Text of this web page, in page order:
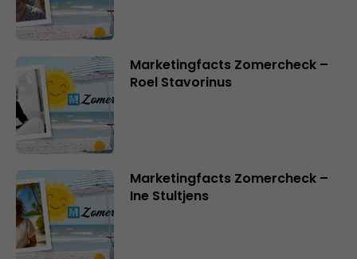
Marketingfacts Zomercheck –
Roel Stavorinus
Marketingfacts Zomercheck –
Ine Stultjens